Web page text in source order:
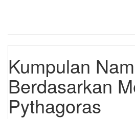
Kumpulan
Berdasarkan
Pythagoras